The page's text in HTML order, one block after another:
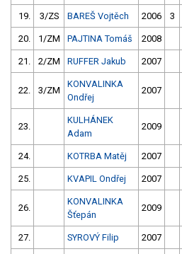
19. 3/ZS BAREŠ Vojtěch 2006 3
20. 1/ZM PAJTINA Tomáš 2008
21. 2/ZM RUFFER Jakub 2007
22. 3/ZM
KONVALINKA
Ondřej
2007
23.
KULHÁNEK
Adam
2009
24. KOTRBA Matěj 2007
25. KVAPIL Ondřej 2007
26.
KONVALINKA
Šťepán
2009
27. SYROVÝ Filip 2007